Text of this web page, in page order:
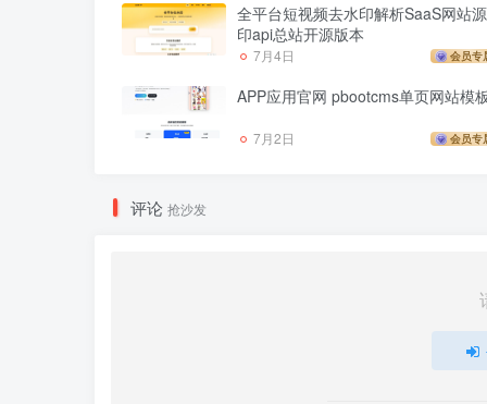
全平台短视频去水印解析SaaS网站
印api总站开源版本
7月4日 会员专
APP应用官网 pbootcms单页网站模
7月2日 会员专
评论 抢沙发